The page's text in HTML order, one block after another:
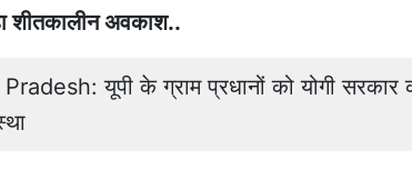
शीतकालीन अवकाश..
यूपी के ग्राम प्रधानों को योगी सरकार